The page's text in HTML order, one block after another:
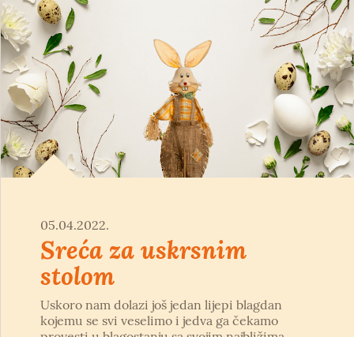
05.04.2022.
Sreća za uskrsnim
stolom
Uskoro nam dolazi još jedan lijepi blagdan
kojemu se svi veselimo i jedva ga čekamo